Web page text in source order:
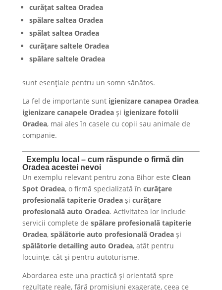
curățat saltea Oradea
spălare saltea Oradea
spălat saltea Oradea
curățare saltele Oradea
spălare saltele Oradea
sunt esențiale pentru un somn sănătos.
La fel de importante sunt igienizare canapea Oradea,
igienizare canapele Oradeași igienizare fotolii
Oradea, mai ales în casele cu copii sau animale de
companie.
Exemplu local – cum răspunde o firmă din
Oradea acestei nevoi
Un exemplu relevant pentru zona Bihor este Clean
Spot Oradea, o firmă specializată în curățare
profesională tapiterie Oradeași curățare
profesională auto Oradea. Activitatea lor include
servicii complete de spălare profesională tapiterie
Oradea, spălătorie auto profesională Oradeași
spălătorie detailing auto Oradea, atât pentru
locuințe, cât și pentru autoturisme.
Abordarea este una practică și orientată spre
rezultate reale, fără promisiuni exagerate, ceea ce